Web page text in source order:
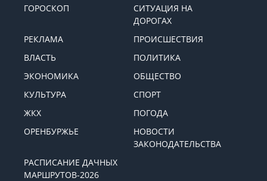
ГОРОСКОП
СИТУАЦИЯ НА
ДОРОГАХ
РЕКЛАМА
ПРОИСШЕСТВИЯ
ВЛАСТЬ
ПОЛИТИКА
ЭКОНОМИКА
ОБЩЕСТВО
КУЛЬТУРА
СПОРТ
ЖКХ
ПОГОДА
ОРЕНБУРЖЬЕ
НОВОСТИ
ЗАКОНОДАТЕЛЬСТВА
РАСПИСАНИЕ ДАЧНЫХ
МАРШРУТОВ-2026